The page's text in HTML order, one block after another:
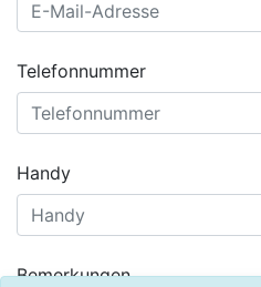
Telefonnummer
Handy
Bemerkungen